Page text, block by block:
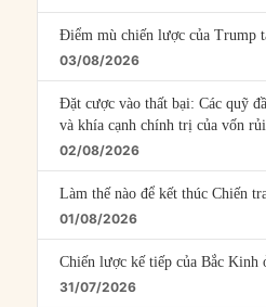
Điểm mù chiến lược của Trump
03/08/2026
Đặt cược vào thất bại: Các quỹ
và khía cạnh chính trị của vốn
02/08/2026
Làm thế nào để kết thúc Chiến
01/08/2026
Chiến lược kế tiếp của Bắc Kinh
31/07/2026